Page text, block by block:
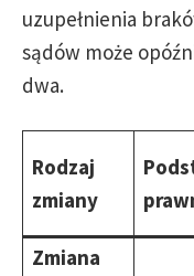
uzupełnienia
sądów może
dwa.
Rodzaj
zmiany
Zmiana